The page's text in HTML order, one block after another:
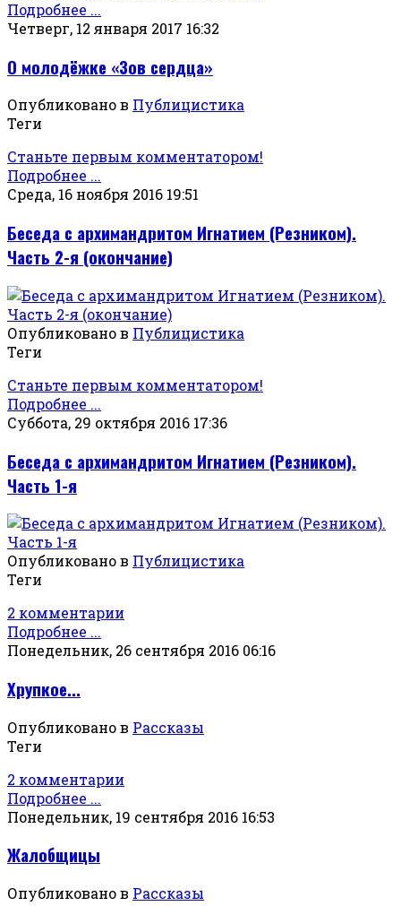
Подробнее ...
Четверг, 12 января 2017 16:32
О молодёжке «Зов сердца»
Опубликовано в Публицистика
Теги
Станьте первым комментатором!
Подробнее ...
Среда, 16 ноября 2016 19:51
Беседа с архимандритом Игнатием (Резником).
Часть 2-я (окончание)
Опубликовано в Публицистика
Теги
Станьте первым комментатором!
Подробнее ...
Суббота, 29 октября 2016 17:36
Беседа с архимандритом Игнатием (Резником).
Часть 1-я
Опубликовано в Публицистика
Теги
2 комментарии
Подробнее ...
Понедельник, 26 сентября 2016 06:16
Хрупкое...
Опубликовано в Рассказы
Теги
2 комментарии
Подробнее ...
Понедельник, 19 сентября 2016 16:53
Жалобщицы
Опубликовано в Рассказы